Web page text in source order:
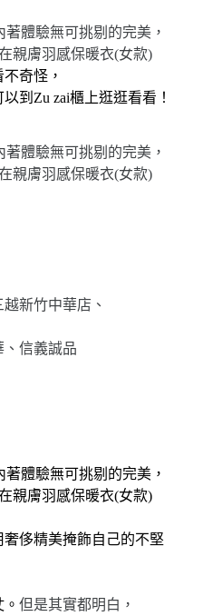
奇怪，
到Zu zai櫃上逛逛看看！
新竹中華店、
、信義誠品
侈精美掩飾自己的不堅
但是其實都明白，